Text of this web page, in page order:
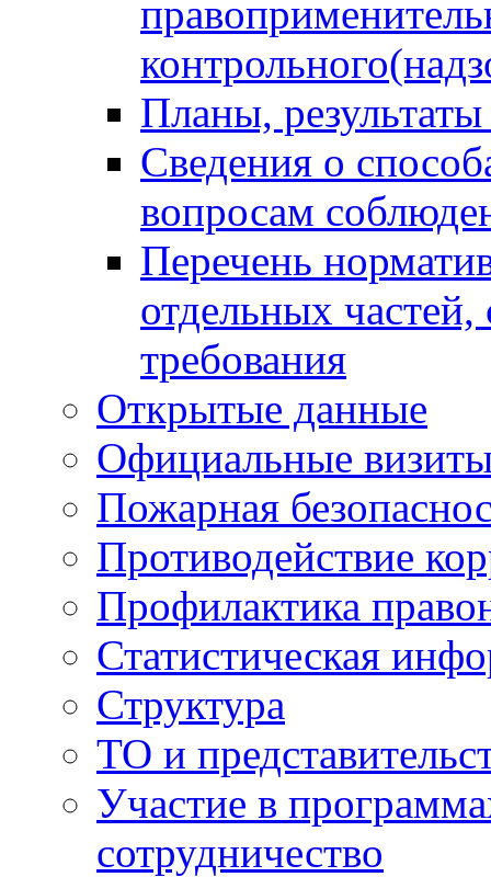
Планы,
Сведения о
вопросам
Перечень
отдельных
требования
Открытые данные
Официальные
Пожарная
Противодействие
Профилактика
Статистическая
Структура
ТО и
Участие в
сотрудничество